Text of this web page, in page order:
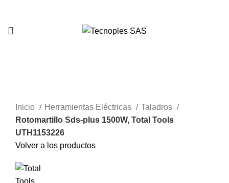
Inicio
Herramientas Eléctricas
Taladros
Rotomartillo Sds-plus 1500W, Total Tools
UTH1153226
Volver a los productos